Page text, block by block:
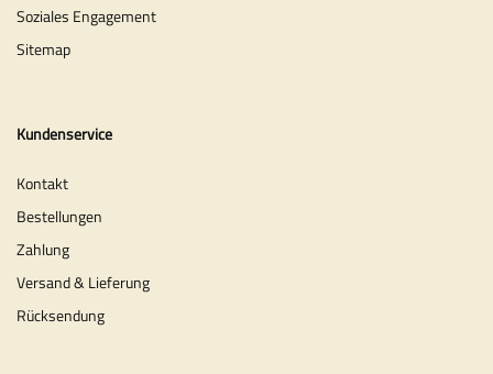
Soziales Engagement
Sitemap
Kundenservice
Kontakt
Bestellungen
Zahlung
Versand & Lieferung
Rücksendung